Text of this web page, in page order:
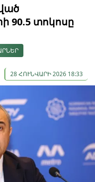
90.5 տոկոսը
28 ՀՈՒՆՎԱՐԻ 2026 18:33